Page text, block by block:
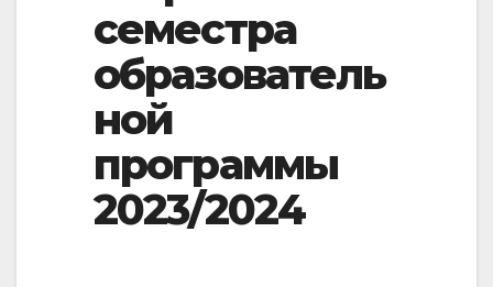
семестра
образователь
ной
программы
2023/2024